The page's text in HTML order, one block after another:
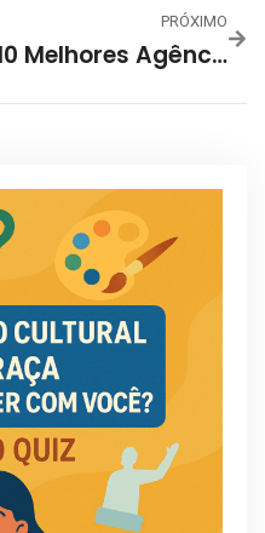
PRÓXIMO
10 Melhores Agências De Publicidade E Propaganda Em BH!